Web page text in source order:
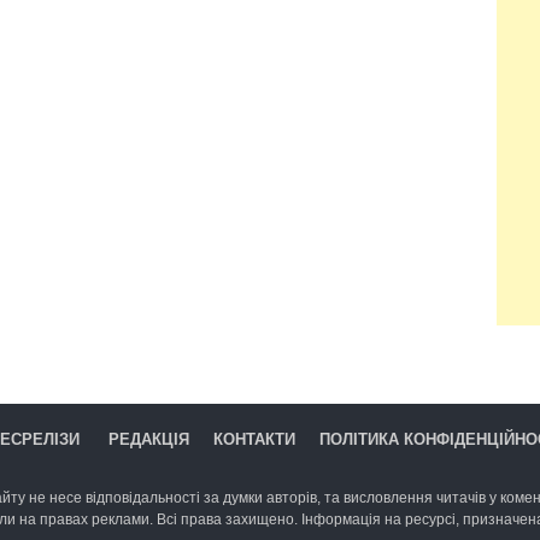
РЕДАКЦІЯ КОНТАКТИ ПОЛІТИКА
не несе відповідальності за думки авторів, та висловлення читачів у
на правах реклами. Всі права захищено. Інформація на ресурсі,